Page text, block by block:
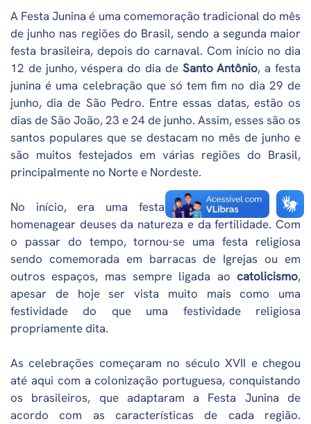
A Festa Junina é uma comemoração tradicional do mês
de junho nas regiões do Brasil, sendo a segunda maior
festa brasileira, depois do carnaval. Com início no dia
12 de junho, véspera do dia de Santo Antônio, a festa
junina é uma celebração que só tem fim no dia 29 de
junho, dia de São Pedro. Entre essas datas, estão os
dias de São João, 23 e 24 de junho. Assim, esses são os
santos populares que se destacam no mês de junho e
são muitos festejados em várias regiões do Brasil,
principalmente no Norte e Nordeste.
No início, era uma festa pagã celebrada para
homenagear deuses da natureza e da fertilidade. Com
o passar do tempo, tornou-se uma festa religiosa
sendo comemorada em barracas de Igrejas ou em
outros espaços, mas sempre ligada ao catolicismo,
apesar de hoje ser vista muito mais como uma
festividade do que uma festividade religiosa
propriamente dita.
As celebrações começaram no século XVII e chegou
até aqui com a colonização portuguesa, conquistando
os brasileiros, que adaptaram a Festa Junina de
acordo com as características de cada região.